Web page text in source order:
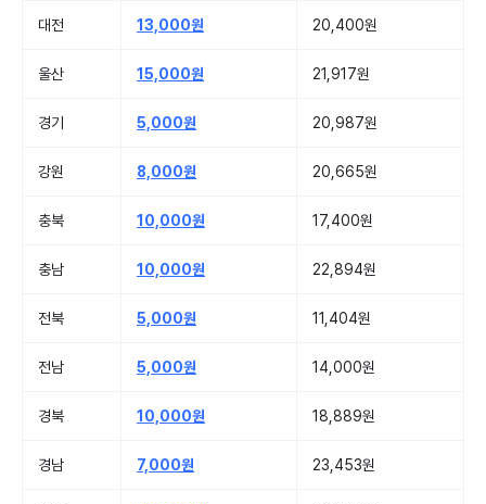
대전 13,000원 20,400원
울산 15,000원 21,917원
경기 5,000원 20,987원
강원 8,000원 20,665원
충북 10,000원 17,400원
충남 10,000원 22,894원
전북 5,000원 11,404원
전남 5,000원 14,000원
경북 10,000원 18,889원
경남 7,000원 23,453원